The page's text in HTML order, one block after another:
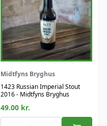
Midtfyns Bryghus
1423 Russian Imperial Stout
2016 - Midtfyns Bryghus
49.00 kr.